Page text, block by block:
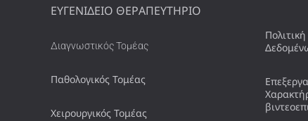
ΕΥΓΕΝΙΔΕΙΟ ΘΕΡΑΠΕΥΤΗΡΙΟ
Διαγνωστικός Τομέας
Παθολογικός Τομέας
Χειρουργικός Τομέας